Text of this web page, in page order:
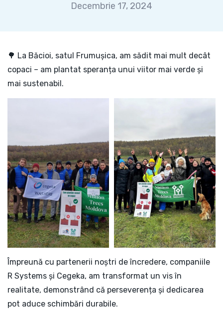
Decembrie 17, 2024
🌳 La Băcioi, satul Frumușica, am sădit mai mult decât
copaci – am plantat speranța unui viitor mai verde și
mai sustenabil.
Împreună cu partenerii noștri de încredere, companiile
R Systems și Cegeka, am transformat un vis în
realitate, demonstrând că perseverența și dedicarea
pot aduce schimbări durabile.